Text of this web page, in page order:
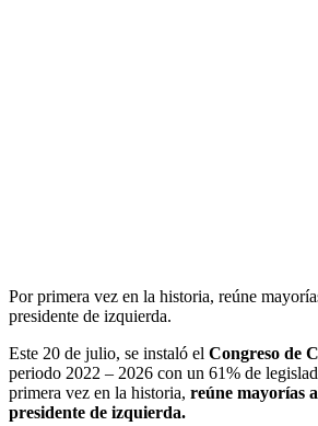
Por primera vez en la historia, reúne
presidente de izquierda.
Este 20 de julio, se instaló el Congreso de
periodo 2022 – 2026 con un 61% de
primera vez en la historia, reúne mayorías
presidente de izquierda.